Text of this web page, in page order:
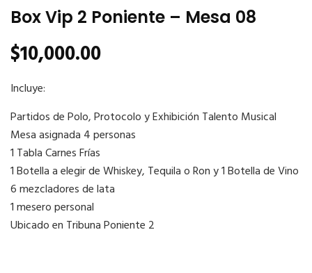
Box Vip 2 Poniente – Mesa 08
$10,000.00
Incluye:
Partidos de Polo, Protocolo y Exhibición Talento Musical
Mesa asignada 4 personas
1 Tabla Carnes Frías
1 Botella a elegir de Whiskey, Tequila o Ron y 1 Botella de Vino
6 mezcladores de lata
1 mesero personal
Ubicado en Tribuna Poniente 2